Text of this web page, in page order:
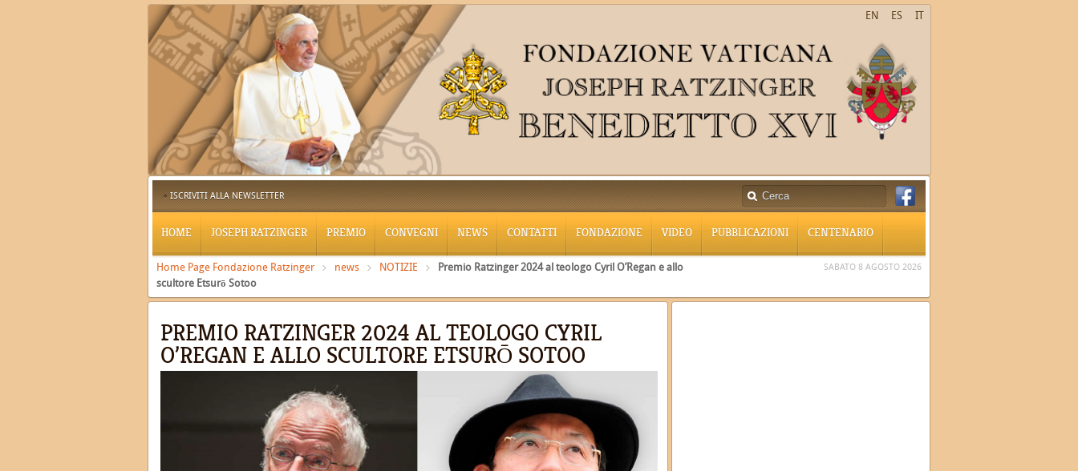
IT
ES
EN
ISCRIVITI ALLA NEWSLETTER
HOME JOSEPH RATZINGER PREMIO CONVEGNI NEWS CONTATTI FONDAZIONE VIDEO PUBBLICAZIONI CENTENARIO
Home Page Fondazione Ratzinger news NOTIZIE
Premio Ratzinger 2024 al teologo Cyril O’Regan e allo
scultore Etsurō Sotoo
SABATO 8 AGOSTO 2026
PREMIO RATZINGER 2024 AL TEOLOGO CYRIL
O’REGAN E ALLO SCULTORE ETSURŌ SOTOO